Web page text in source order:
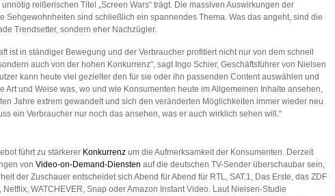
unnötig reißerischen Titel „Screen Wars“ trägt. Die massiven Auswirkungen der
Sehgewohnheiten sind schließlich ein spannendes Thema. Was das angeht, sind die
Trendsetter, sondern eher Nachzügler.
ist in ständiger Bewegung und der Verbraucher profitiert nicht nur von dem schnell
auch von der hohen Konkurrenz“, sagt Ingo Schier, Geschäftsführer von Nielsen
kann heute viel gezielter den für sie oder ihn passenden Content auswählen und
Art und Weise was, wo und wie Konsumenten heute im Allgemeinen Inhalte ansehen,
Jahre extrem gewandelt und sich den veränderten Möglichkeiten immer wieder neu
ein Verbraucher nur noch das ansehen, was er auch wirklich sehen will.“
führt zu stärkerer Konkurrenz um die Aufmerksamkeit der Konsumenten. Derzeit
von Video-on-Demand-Diensten auf die deutschen TV-Sender überschaubar sein,
der Zuschauer entscheidet sich Abend für Abend für RTL, SAT.1, Das Erste, das ZDF
WATCHEVER, Snap oder Amazon Instant Video. Laut Nielsen-Studie